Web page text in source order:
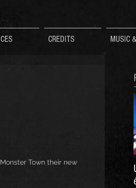
CREDITS MUSIC
Town their new